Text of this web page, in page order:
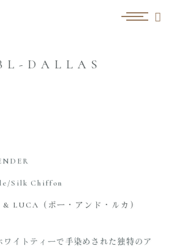
DALLAS
Silk Chiffon
& LUCA（ボー・アンド・ルカ）
ワイトティーで手染めされた独特のア